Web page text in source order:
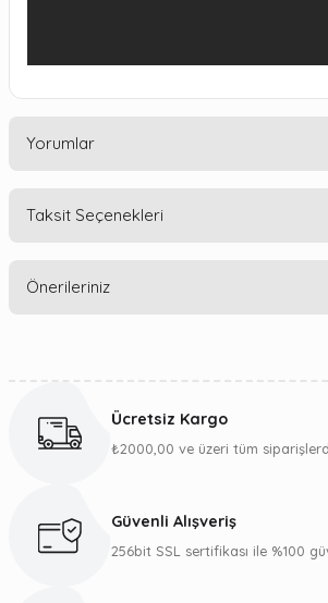
Yorumlar
Taksit Seçenekleri
Önerileriniz
Görüş ve önerileriniz için teşekkür ederiz.
Ürün bilgilerinde hatalar bulunuyor.
Ücretsiz Kargo
₺2000,00 ve üzeri tüm
Güvenli Alışveriş
256bit SSL sertifikası ile %100